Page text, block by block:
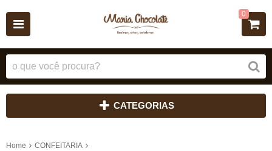
0
CATEGORIAS
Home
CONFEITARIA